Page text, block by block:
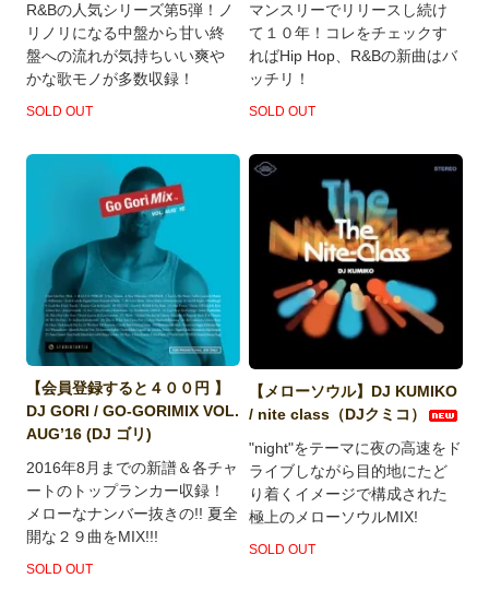
R&Bの人気シリーズ第5弾！ノ
リノリになる中盤から甘い終
盤への流れが気持ちいい爽や
かな歌モノが多数収録！
SOLD OUT
マンスリーでリリースし続け
て１０年！コレをチェックす
ればHip Hop、R&Bの新曲はバ
ッチリ！
SOLD OUT
【会員登録すると４００円 】
DJ GORI / GO-GORIMIX VOL.
AUG’16 (DJ ゴリ)
2016年8月までの新譜＆各チャ
ートのトップランカー収録！
メローなナンバー抜きの!! 夏全
開な２９曲をMIX!!!
SOLD OUT
【メローソウル】DJ KUMIKO
/ nite class（DJクミコ）
"night"をテーマに夜の高速をド
ライブしながら目的地にたど
り着くイメージで構成された
極上のメローソウルMIX!
SOLD OUT